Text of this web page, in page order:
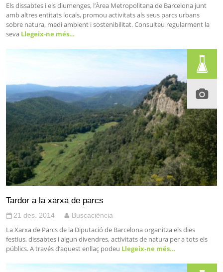
Els dissabtes i els diumenges, l’Àrea Metropolitana de Barcelona junt
amb altres entitats locals, promou activitats als seus parcs urbans
sobre natura, medi ambient i sostenibilitat. Consulteu regularment la
seva Llegeix-ne més…
Tardor a la xarxa de parcs
21 des. 2014 Buscaciència
La Xarxa de Parcs de la Diputació de Barcelona organitza els dies
festius, dissabtes i algun divendres, activitats de natura per a tots els
públics. A través d’aquest enllaç podeu Llegeix-ne més…